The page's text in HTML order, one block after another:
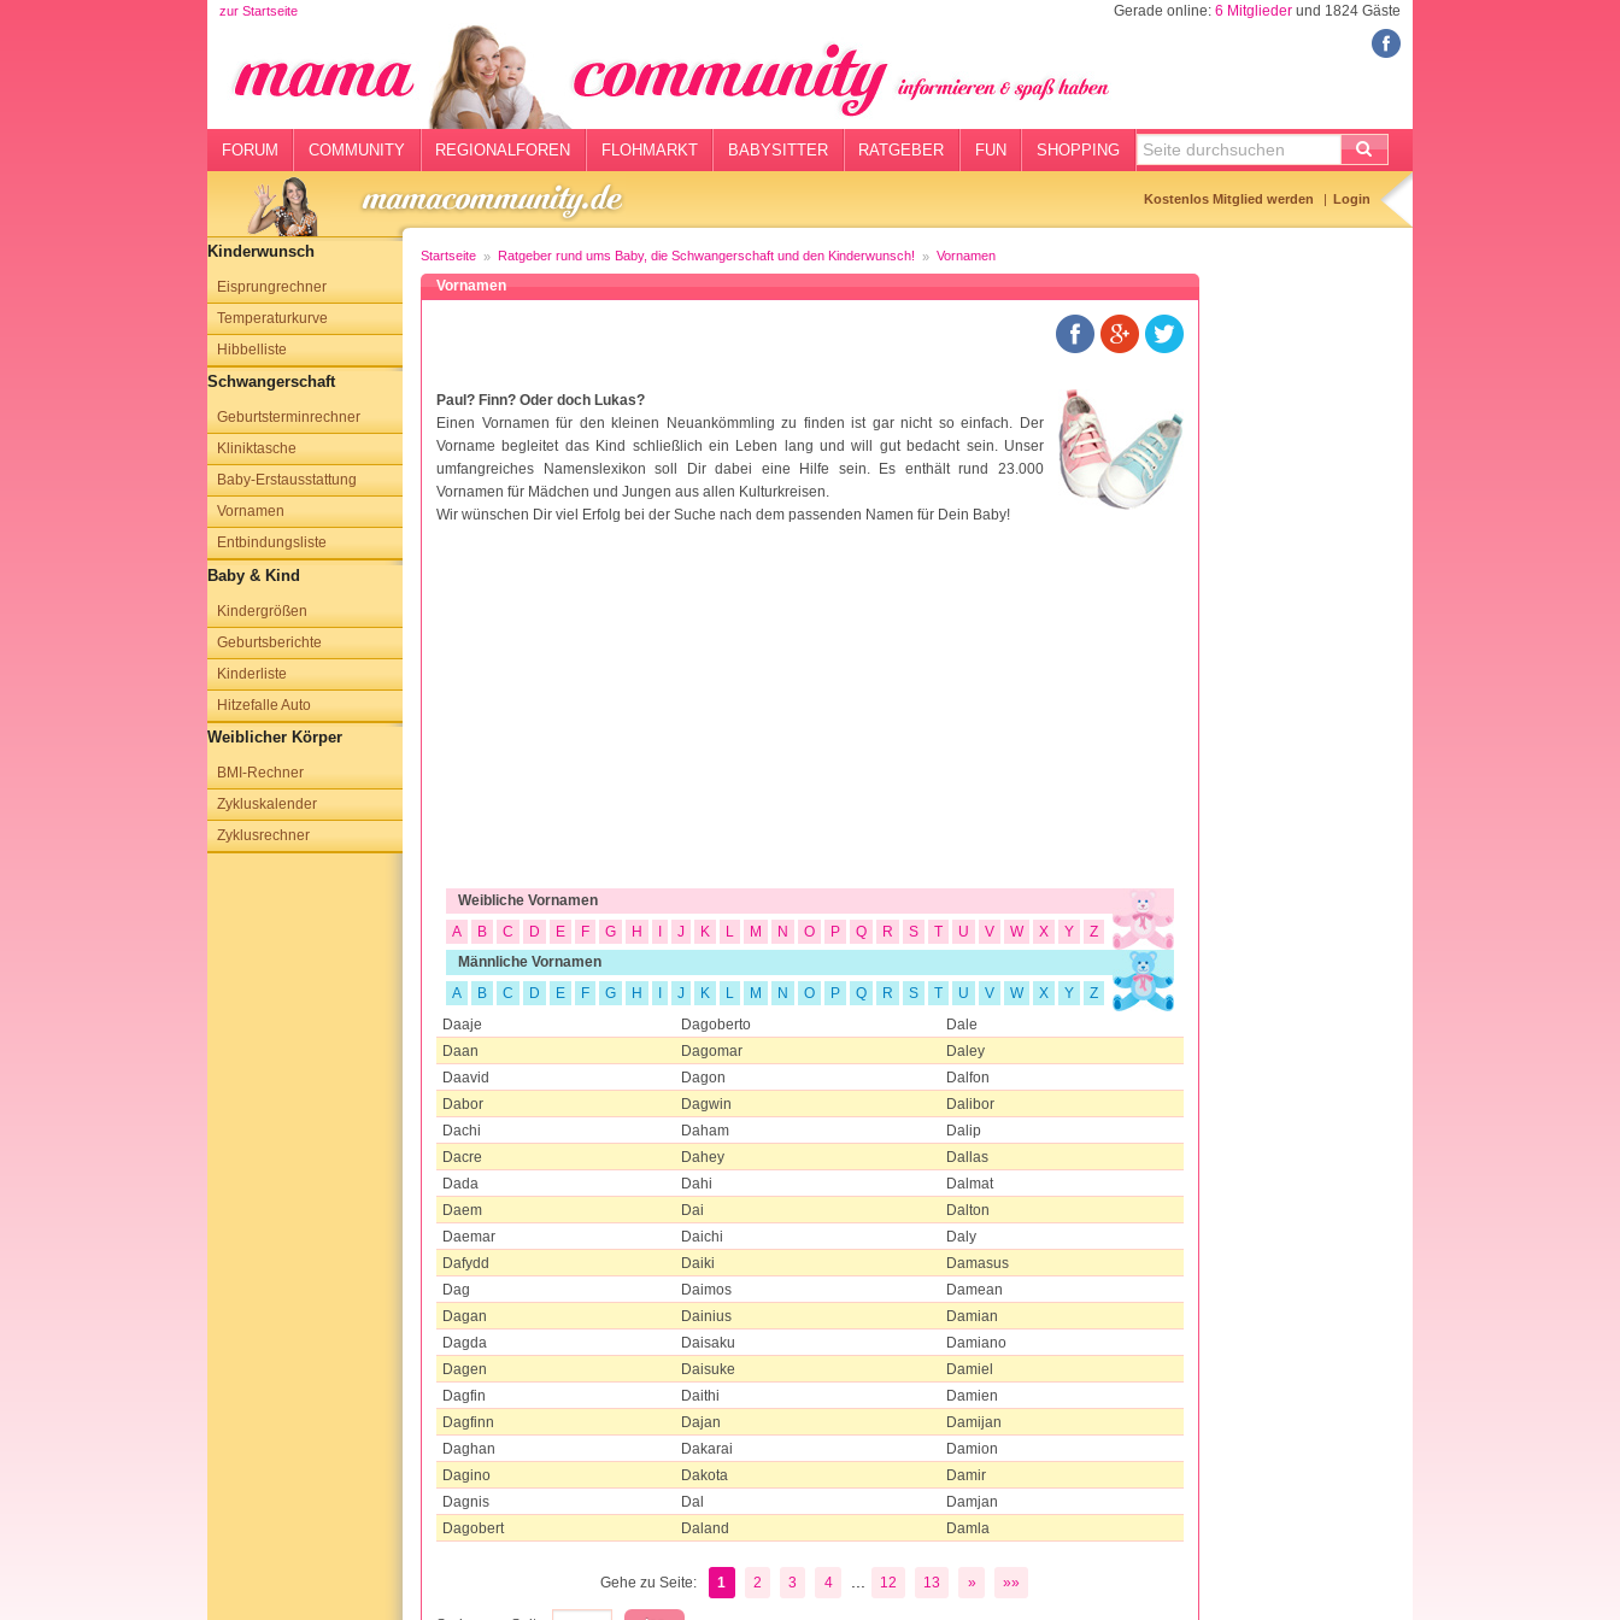
zur Startseite Gerade online: 6 Mitglieder und 1824 Gäste
FORUM COMMUNITY REGIONALFOREN FLOHMARKT BABYSITTER RATGEBER FUN SHOPPING
Kostenlos Mitglied werden Login
Kinderwunsch
Eisprungrechner
Temperaturkurve
Hibbelliste
Schwangerschaft
Geburtsterminrechner
Kliniktasche
Baby-Erstausstattung
Vornamen
Entbindungsliste
Baby & Kind
Kindergrößen
Geburtsberichte
Kinderliste
Hitzefalle Auto
Weiblicher Körper
BMI-Rechner
Zykluskalender
Zyklusrechner
Startseite Ratgeber rund ums Baby, die Schwangerschaft und den Kinderwunsch! Vornamen
Vornamen
Paul? Finn? Oder doch Lukas?
Einen Vornamen für den kleinen Neuankömmling zu finden ist gar nicht so einfach. Der
Vorname begleitet das Kind schließlich ein Leben lang und will gut bedacht sein. Unser
umfangreiches Namenslexikon soll Dir dabei eine Hilfe sein. Es enthält rund 23.000
Vornamen für Mädchen und Jungen aus allen Kulturkreisen.
Wir wünschen Dir viel Erfolg bei der Suche nach dem passenden Namen für Dein Baby!
Weibliche Vornamen
A
B C D E F G H J K L M N O P Q R S T U V W X Y
Z
Männliche Vornamen
A
B C D E F G H J K L M N O P Q R S T U V W X Y
Z
Daaje
Dagoberto
Dale
Daan
Dagomar
Daley
Daavid
Dagon
Dalfon
Dabor
Dagwin
Dalibor
Dachi
Daham
Dalip
Dacre
Dahey
Dallas
Dada
Dahi
Dalmat
Daem
Dai
Dalton
Daemar
Daichi
Daly
Dafydd
Daiki
Damasus
Dag
Daimos
Damean
Dagan
Dainius
Damian
Dagda
Daisaku
Damiano
Dagen
Daisuke
Damiel
Dagfin
Daithi
Damien
Dagfinn
Dajan
Damijan
Daghan
Dakarai
Damion
Dagino
Dakota
Damir
Dagnis
Dal
Damjan
Dagobert
Daland Damla
Gehe zu Seite: 1 2 3 4 12 13 » »»